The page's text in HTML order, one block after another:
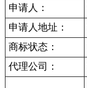
申请人：
申请人地址：
商标状态：
代理公司：